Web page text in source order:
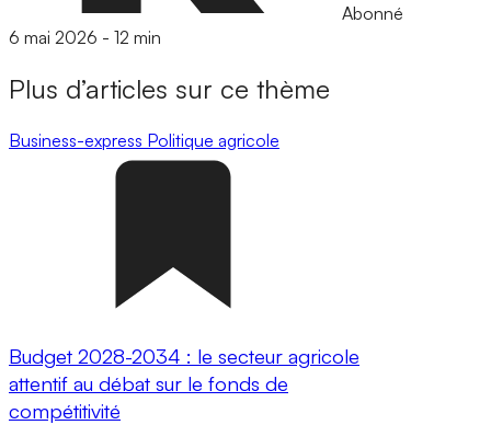
Abonné
6 mai 2026 - 12 min
Plus d’articles sur ce thème
Business-express Politique agricole
Budget 2028-2034 : le secteur agricole
attentif au débat sur le fonds de
compétitivité